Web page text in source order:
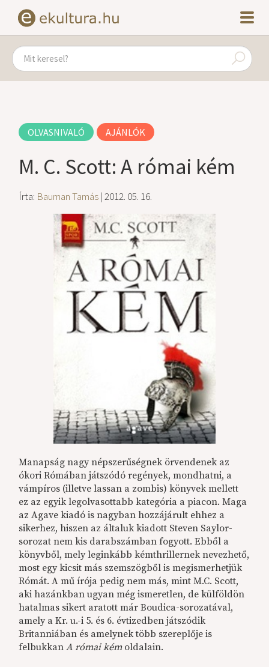
OLVASNIVALÓ AJÁNLÓK
M. C. Scott: A római kém
Írta: Bauman Tamás| 2012. 05. 16.
Manapság nagy népszerűségnek örvendenek az
ókori Rómában játszódó regények, mondhatni, a
vámpíros (illetve lassan a zombis) könyvek mellett
ez az egyik legolvasottabb kategória a piacon. Maga
az Agave kiadó is nagyban hozzájárult ehhez a
sikerhez, hiszen az általuk kiadott Steven Saylor-
sorozat nem kis darabszámban fogyott. Ebből a
könyvből, mely leginkább kémthrillernek nevezhető,
most egy kicsit más szemszögből is megismerhetjük
Rómát. A mű írója pedig nem más, mint M.C. Scott,
aki hazánkban ugyan még ismeretlen, de külföldön
hatalmas sikert aratott már Boudica-sorozatával,
amely a Kr. u.-i 5. és 6. évtizedben játszódik
Britanniában és amelynek több szereplője is
felbukkanA római kémoldalain.